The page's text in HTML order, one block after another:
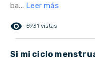
ba... Leer más
remove_red_eye 5931 vistas
Si mi ciclo